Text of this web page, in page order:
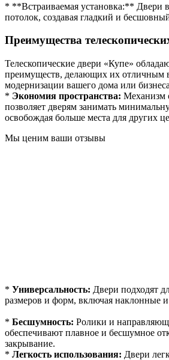
* **Встраиваемая установка:** Двери
потолок, создавая гладкий и
Преимущества
Телескопические двери «Купе»
преимуществ, делающих их отличным
модернизации вашего дома или
* Экономия пространства: Механизм
позволяет дверям занимать
освобождая больше места для других
Мы ценим ваши отзывы
* Универсальность: Двери подходят
размеров и форм, включая наклонные
* Бесшумность: Ролики и
обеспечивают плавное и бесшумное
закрывание.
* Легкость использования: Двери